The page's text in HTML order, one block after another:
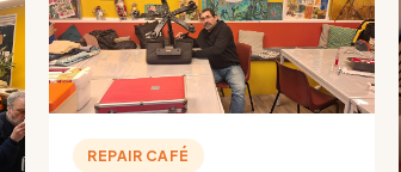
REPAIR CAFÉ